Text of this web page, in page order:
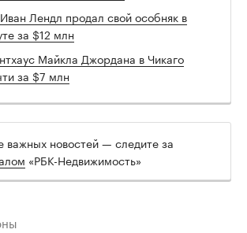
Лендл продал свой особняк в
за $12 млн
Майкла Джордана в Чикаго
за $7 млн
важных новостей — следите за
«РБК-Недвижимость»